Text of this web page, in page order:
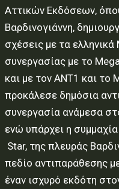
Αττικών Εκδόσεων,
Βαρδινογιάννη,
σχέσεις με τα
συνεργασίας με το
και με τον ΑΝΤ1 και
προκάλεσε δημόσια
συνεργασία ανάμεσα
ενώ υπάρχει η
Star, της πλευράς
πεδίο αντιπαράθεσης
έναν ισχυρό εκδότη